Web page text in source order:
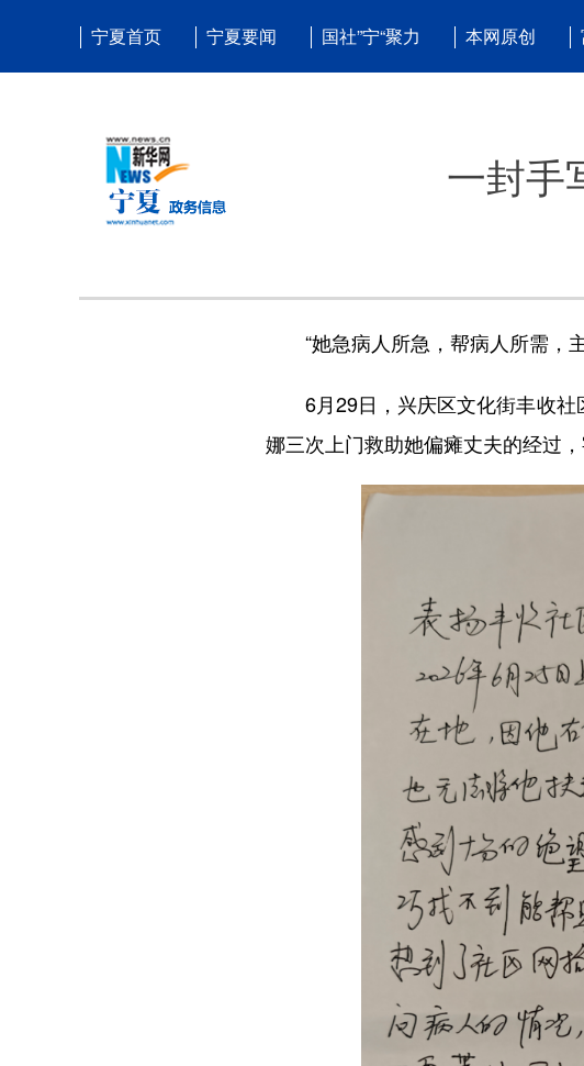
宁夏首页 宁夏要闻 国社”宁“聚力 本网原创
一封手
“她急病人所急，帮病人所需，
6月29日，兴庆区文化街丰收社
娜三次上门救助她偏瘫丈夫的经过